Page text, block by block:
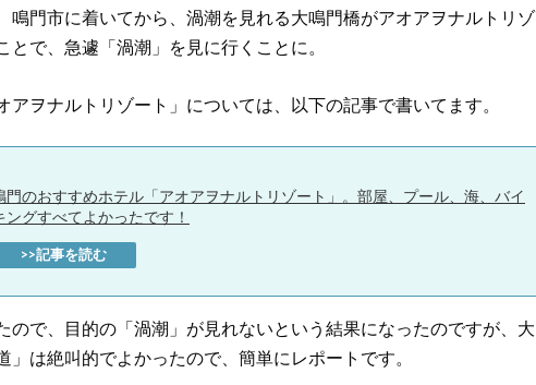
鳴門市に着いてから、渦潮を見れる大鳴門橋がアオアヲナルトリゾ
とで、急遽「渦潮」を見に行くことに。
アヲナルトリゾート」については、以下の記事で書いてます。
門のおすすめホテル「アオアヲナルトリゾート」。部屋、プール、海、バイ
ングすべてよかったです！
ので、目的の「渦潮」が見れないという結果になったのですが、大
」は絶叫的でよかったので、簡単にレポートです。